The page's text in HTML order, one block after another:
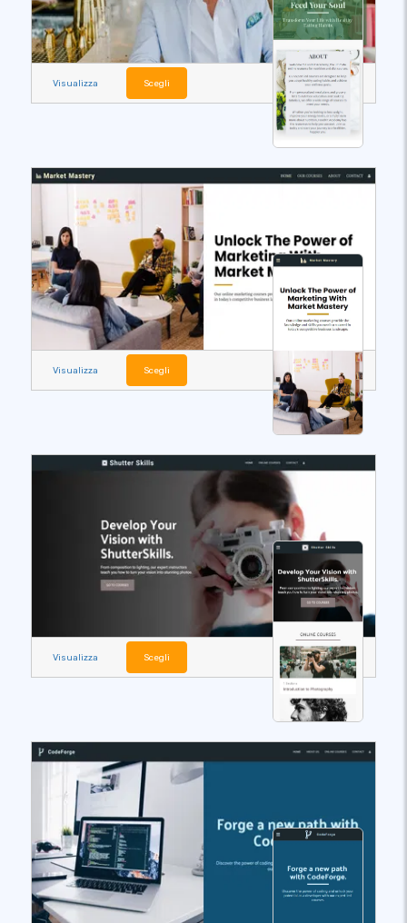
Visualizza Scegli
Visualizza Scegli
Visualizza Scegli